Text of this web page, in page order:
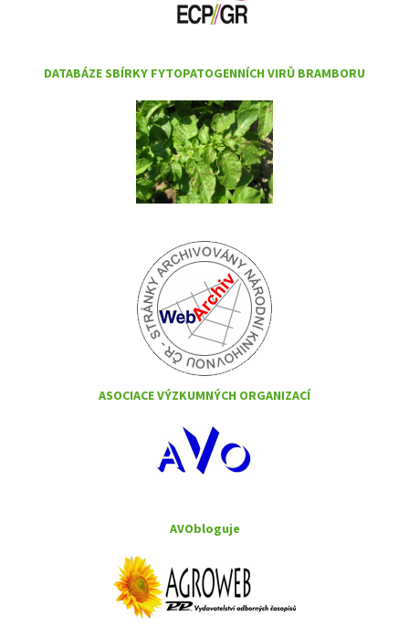
DATABÁZE SBÍRKY FYTOPATOGENNÍCH VIRŮ BRAMBORU
ASOCIACE VÝZKUMNÝCH ORGANIZACÍ
AVObloguje